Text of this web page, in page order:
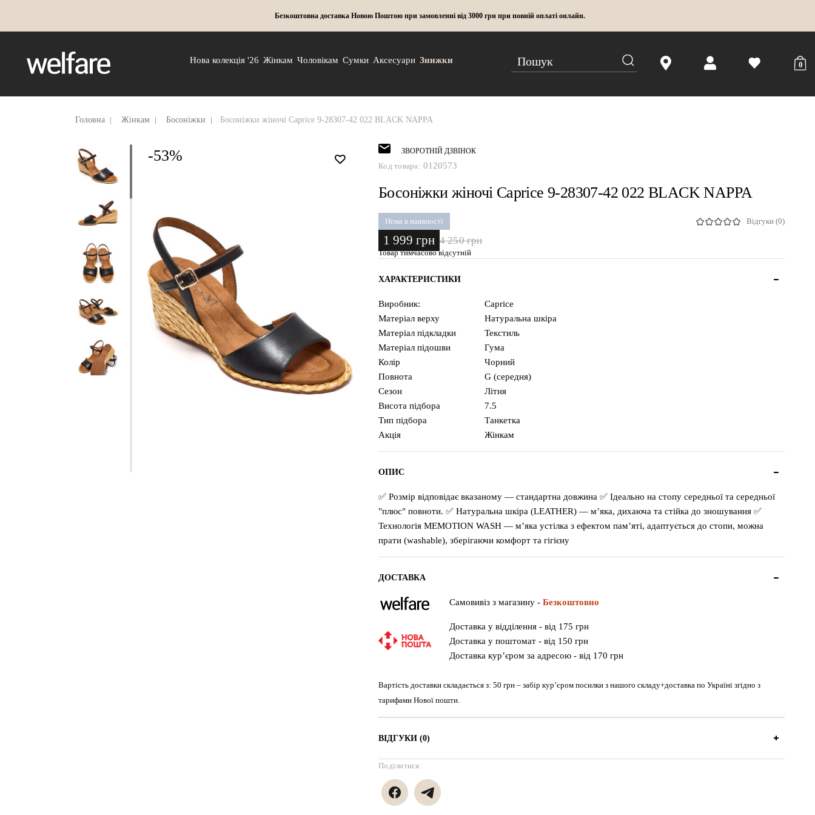
Безкоштовна доставка Новою Поштою при замовленні від 3000 грн при повній оплаті онлайн.
Нова колекція '26 Жінкам Чоловікам Сумки Аксесуари Знижки 0
Головна Жінкам Босоніжки Босоніжки жіночі Caprice 9-28307-42 022 BLACK NAPPA
-53% ЗВОРОТНІЙ ДЗВІНОК
Код товара: 0120573
Босоніжки жіночі Caprice 9-28307-42 022 BLACK NAPPA
Нема в наявності Відгуки (0)
Товар тимчасово відсутній
1 999 грн 4 250 грн
ХАРАКТЕРИСТИКИ
Виробник:
Caprice
Матеріал верху
Натуральна шкіра
Матеріал підкладки
Текстиль
Матеріал підошви
Гума
Колір
Чорний
Повнота
G (середня)
Сезон
Літня
Висота підбора
7.5
Тип підбора
Танкетка
Акція
Жінкам
ОПИС
✅ Розмір відповідає вказаному — стандартна довжина ✅ Ідеально на стопу середньої та середньої
"плюс" повноти. ✅ Натуральна шкіра (LEATHER) — м’яка, дихаюча та стійка до зношування ✅
Технологія MEMOTION WASH — м’яка устілка з ефектом пам’яті, адаптується до стопи, можна
прати (washable), зберігаючи комфорт та гігієну
ДОСТАВКА
Самовивіз з магазину - Безкоштовно
Доставка у відділення - від 175 грн
Доставка у поштомат - від 150 грн
Доставка кур’єром за адресою - від 170 грн
Вартість доставки складається з: 50 грн – забір кур’єром посилки з нашого складу+доставка по Україні згідно з
тарифами Нової пошти.
ВІДГУКИ (0)
Поділитися: